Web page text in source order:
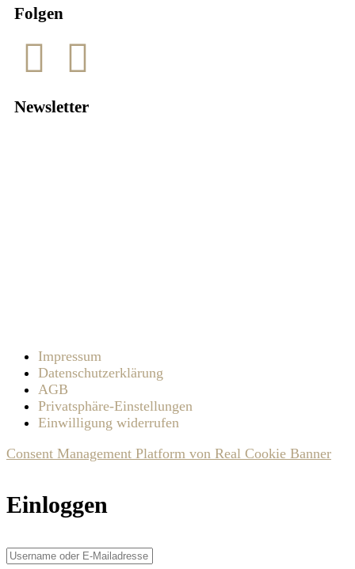
Folgen
Newsletter
Impressum
Datenschutzerklärung
AGB
Privatsphäre-Einstellungen
Einwilligung widerrufen
Consent Management Platform von Real Cookie Banner
Einloggen